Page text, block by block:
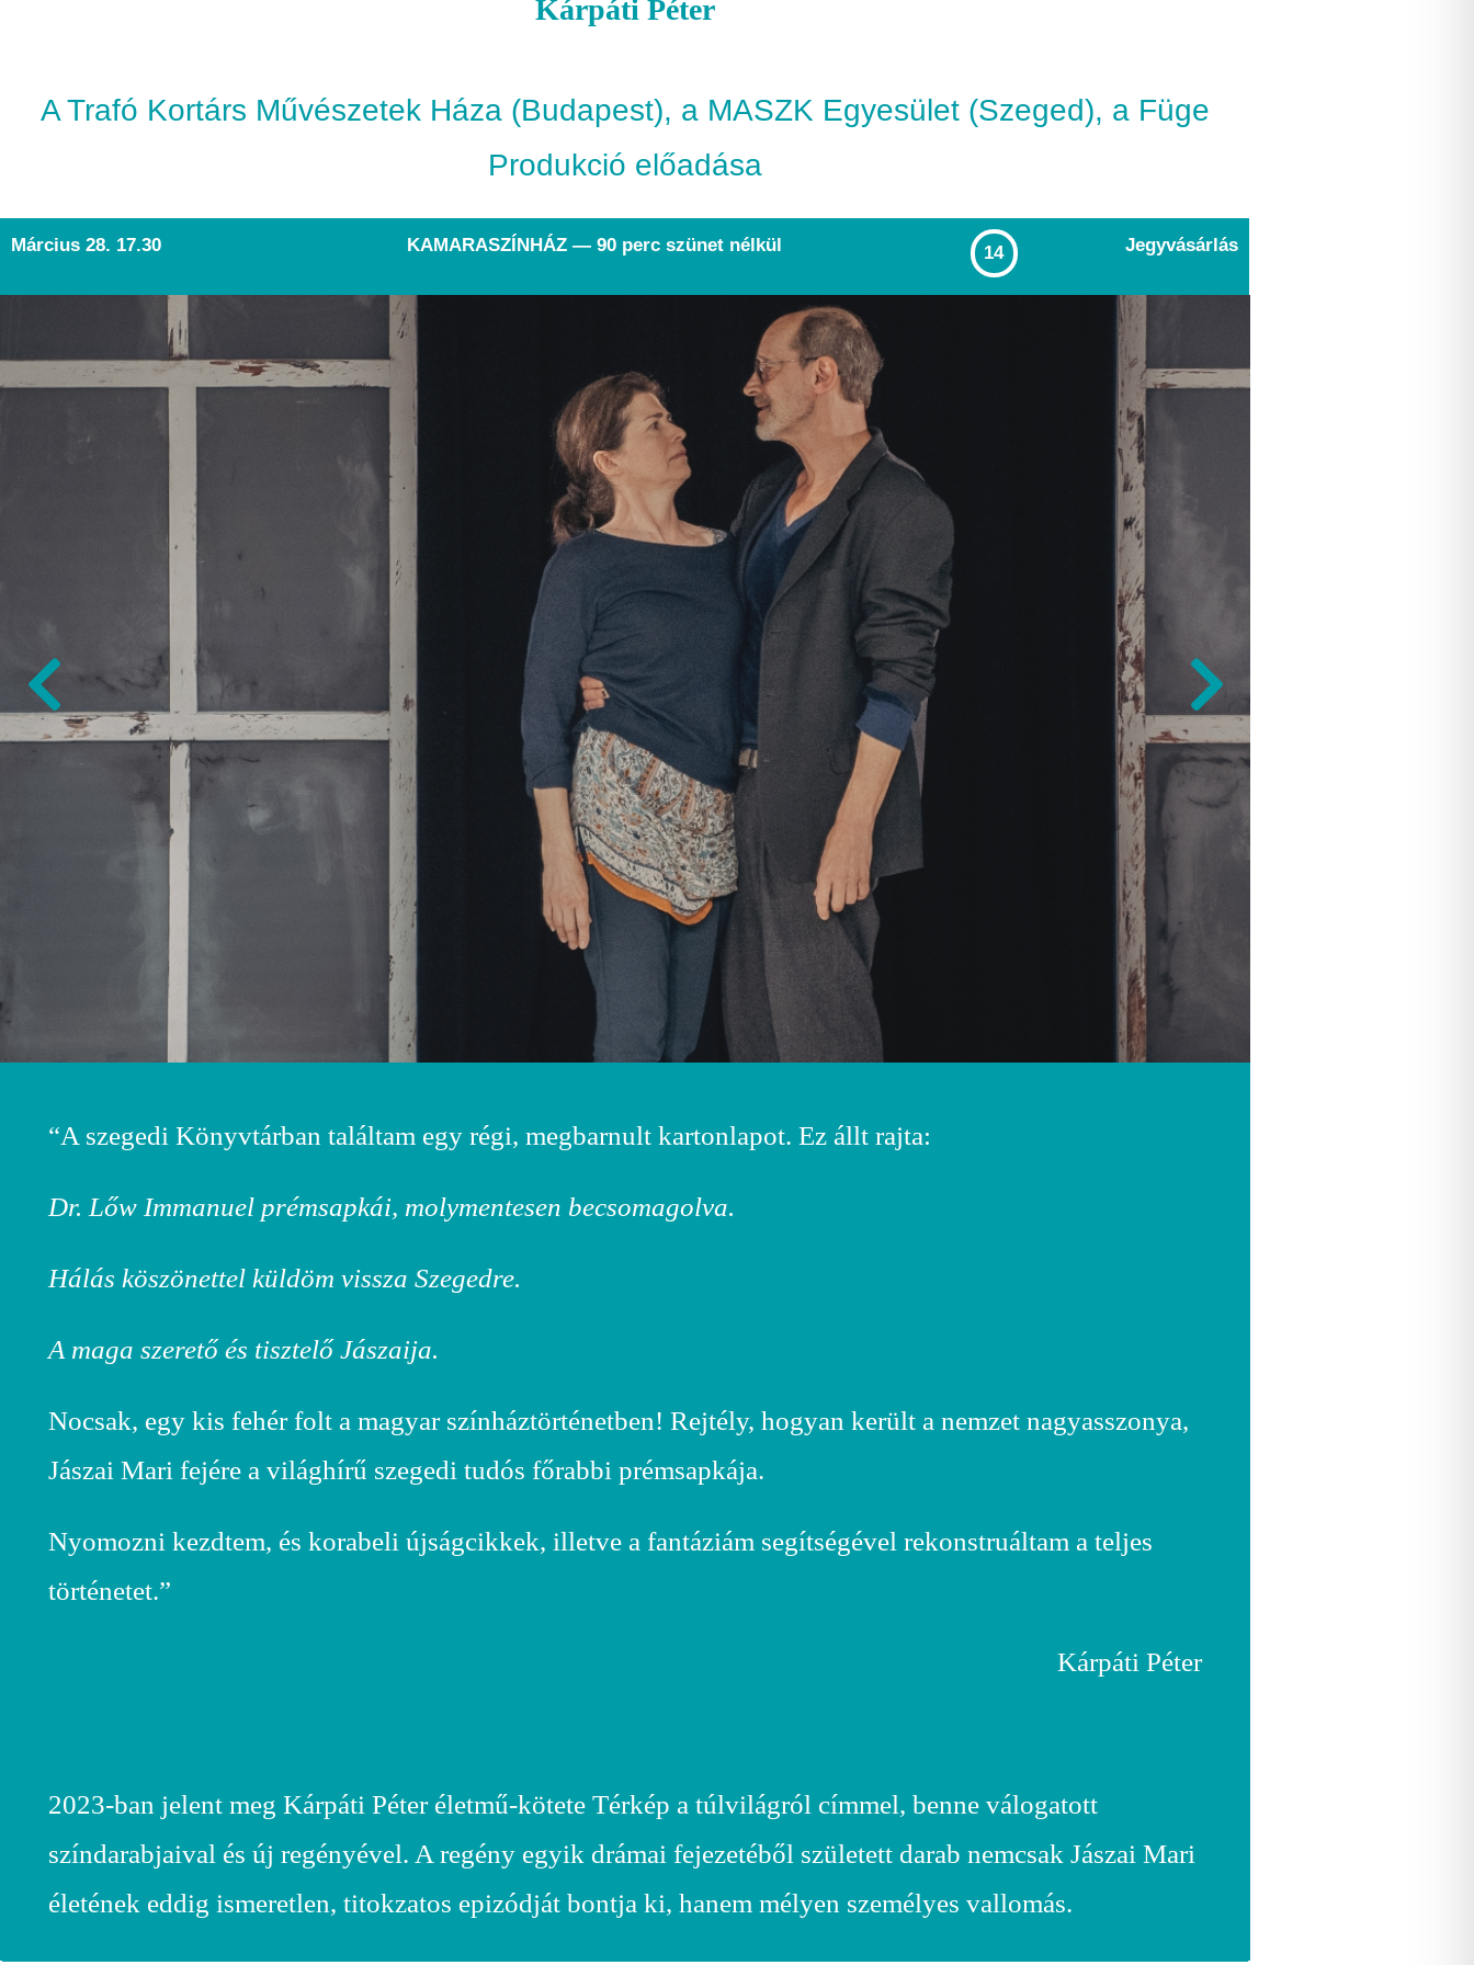
Kárpáti Péter
A Trafó Kortárs Művészetek Háza (Budapest), a MASZK Egyesület (Szeged), a Füge
Produkció előadása
Március 28. 17.30 KAMARASZÍNHÁZ — 90 perc szünet nélkül 14 Jegyvásárlás
“A szegedi Könyvtárban találtam egy régi, megbarnult kartonlapot. Ez állt rajta:
Dr. Lőw Immanuel prémsapkái, molymentesen becsomagolva.
Hálás köszönettel küldöm vissza Szegedre.
A maga szerető és tisztelő Jászaija.
Nocsak, egy kis fehér folt a magyar színháztörténetben! Rejtély, hogyan került a nemzet nagyasszonya,
Jászai Mari fejére a világhírű szegedi tudós főrabbi prémsapkája.
Nyomozni kezdtem, és korabeli újságcikkek, illetve a fantáziám segítségével rekonstruáltam a teljes
történetet.”
Kárpáti Péter
2023-ban jelent meg Kárpáti Péter életmű-kötete Térkép a túlvilágról címmel, benne válogatott
színdarabjaival és új regényével. A regény egyik drámai fejezetéből született darab nemcsak Jászai Mari
életének eddig ismeretlen, titokzatos epizódját bontja ki, hanem mélyen személyes vallomás.